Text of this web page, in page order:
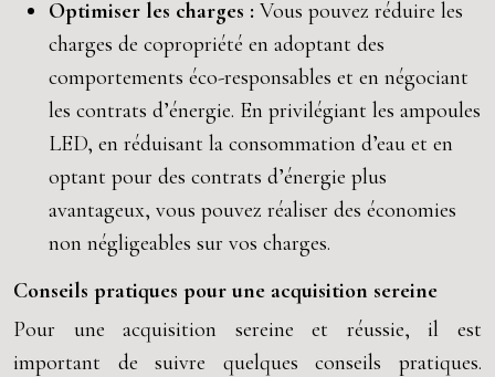
Optimiser les charges : Vous pouvez réduire les
charges de copropriété en adoptant des
comportements éco-responsables et en négociant
les contrats d’énergie. En privilégiant les ampoules
LED, en réduisant la consommation d’eau et en
optant pour des contrats d’énergie plus
avantageux, vous pouvez réaliser des économies
non négligeables sur vos charges.
Conseils pratiques pour une acquisition sereine
Pour une acquisition sereine et réussie, il est
important de suivre quelques conseils pratiques.